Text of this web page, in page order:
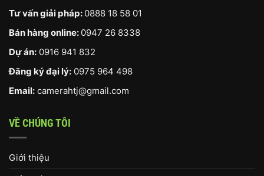
Tư vấn giải pháp: 0888 18 58 01
Bán hàng online: 0947 26 8338
Dự án: 0916 941 832
Đăng ký đại lý: 0975 964 498
Email: camerahtj@gmail.com
VỀ CHÚNG TÔI
Giới thiệu